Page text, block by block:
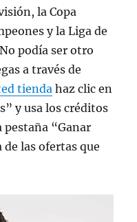
la Copa
y la Liga de
podía ser otro
a través de
tienda haz clic en
y usa los créditos
pestaña “Ganar
las ofertas que